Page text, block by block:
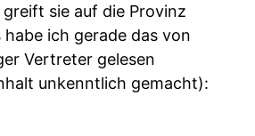
sie auf die Provinz
habe ich gerade das von
Vertreter gelesen
unkenntlich gemacht):